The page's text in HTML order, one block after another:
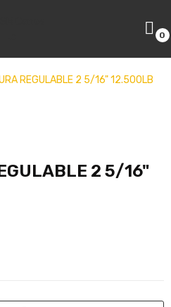
0
REGULABLE 2 5/16" 12.500LB
2 5/16"